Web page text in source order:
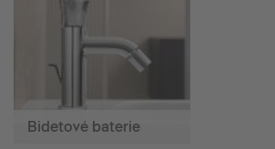
Bidetové baterie